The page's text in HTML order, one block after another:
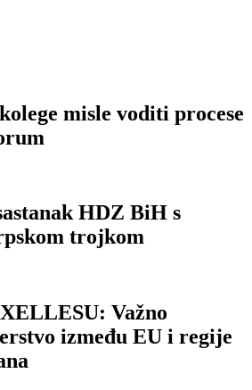
misle voditi procese
HDZ BiH s
trojkom
Važno
između EU i regije